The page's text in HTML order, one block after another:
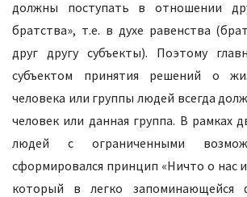
должны поступать в отношении
братства», т.е. в духе равенства
друг другу субъекты). Поэтому
субъектом принятия решений о
человека или группы людей всегда
человек или данная группа. В рамках
людей с ограниченными
сформировался принцип «Ничто о нас и
который в легко запоминающейся